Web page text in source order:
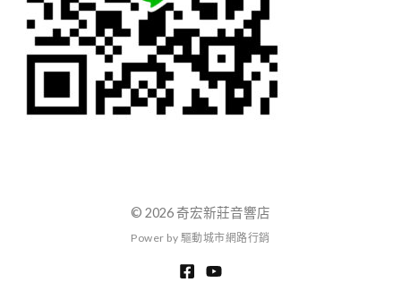
© 2026 奇宏新莊音響店
Power by 驅動城市網路行銷